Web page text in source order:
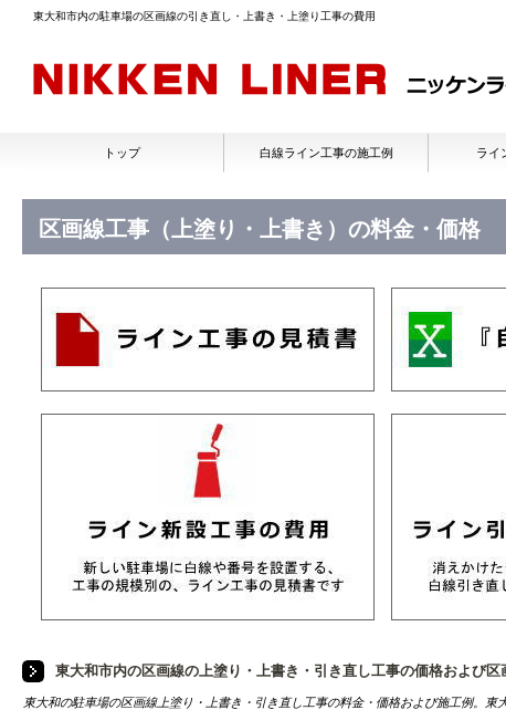
東大和市内の駐車場の区画線の引き直し・上書き・上塗り工事の費用
区画線工事（上塗り・上書き）の料金・価格
東大和市内の区画線の上塗り・上書き・引き直し工事の価格および区
東大和の駐車場の区画線上塗り・上書き・引き直し工事の料金・価格および施工例。
トップ 白線ライン工事の施工例 ライ